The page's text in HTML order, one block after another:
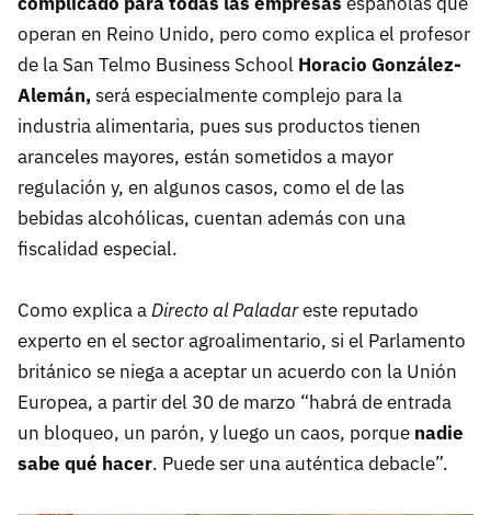
operan en Reino Unido, pero como explica el profesor
de la San Telmo Business School Horacio González-
Alemán,será especialmente complejo para la
industria alimentaria, pues sus productos tienen
aranceles mayores, están sometidos a mayor
regulación y, en algunos casos, como el de las
bebidas alcohólicas, cuentan además con una
fiscalidad especial.
Como explica aDirecto al Paladareste reputado
experto en el sector agroalimentario, si el Parlamento
británico se niega a aceptar un acuerdo con la Unión
Europea, a partir del 30 de marzo “habrá de entrada
un bloqueo, un parón, y luego un caos, porque nadie
sabe qué hacer. Puede ser una auténtica debacle”.